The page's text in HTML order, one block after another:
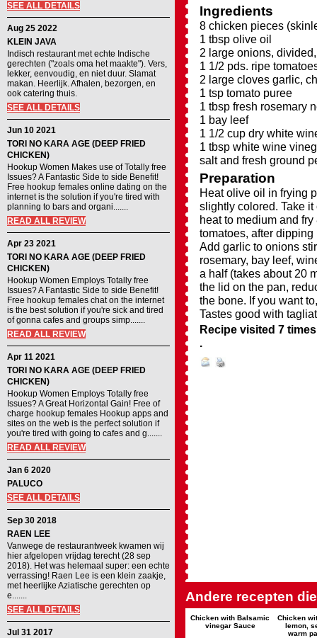
SEE ALL DETAILS
Aug 25 2022
KLEIN JAVA
Indisch restaurant met echte Indische
gerechten ("zoals oma het maakte"). Vers,
lekker, eenvoudig, en niet duur. Slamat
makan. Heerlijk. Afhalen, bezorgen, en
ook catering thuis.
SEE ALL DETAILS
Jun 10 2021
TORI NO KARA AGE (DEEP FRIED
CHICKEN)
Hookup Women Makes use of Totally free
Issues? A Fantastic Side to side Benefit!
Free hookup females online dating on the
internet is the solution if you're tired with
planning to bars and organi.......
READ ALL REVIEW
Apr 23 2021
TORI NO KARA AGE (DEEP FRIED
CHICKEN)
Hookup Women Employs Totally free
Issues? A Fantastic Side to side Benefit!
Free hookup females chat on the internet
is the best solution if you're sick and tired
of gonna cafes and groups simp.......
READ ALL REVIEW
Apr 11 2021
TORI NO KARA AGE (DEEP FRIED
CHICKEN)
Hookup Women Employs Totally free
Issues? A Great Horizontal Gain! Free of
charge hookup females Hookup apps and
sites on the web is the perfect solution if
you're tired with going to cafes and g.......
READ ALL REVIEW
Jan 6 2020
PALUCO
SEE ALL DETAILS
Sep 30 2018
RAEN LEE
Vanwege de restaurantweek kwamen wij
hier afgelopen vrijdag terecht (28 sep
2018). Het was helemaal super: een echte
verrassing! Raen Lee is een klein zaakje,
met heerlijke Aziatische gerechten op
e.......
SEE ALL DETAILS
Jul 31 2017
Ingredients
8 chicken pieces
1 tbsp olive oil
2 large onions,
1 1/2 pds. ripe
2 large cloves garlic,
1 tsp tomato puree
1 tbsp fresh rosemary
1 bay leef
1 1/2 cup dry white
1 tbsp white wine
salt and fresh ground
Preparation
Heat olive oil in frying
slightly colored. Take
heat to medium and
tomatoes, after
Add garlic to onions
rosemary, bay leef,
a half (takes about 20
the lid on the pan,
the bone. If you want
Tastes good with
Recipe visited 7
.
Andere recepten
Chicken with Balsamic
vinegar Sauce
Chicken
lemon,
warm